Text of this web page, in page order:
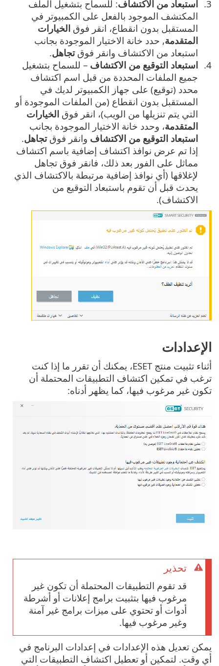
استبعاد من الاكتشاف: للسماح بتشغيل الملف
المكتشف الموجود بالفعل على الكمبيوتر في
المستقبل بدون انقطاع، انقر فوق الخيارات
المتقدمة, حدد خانة الاختيار الموجودة بجانب
استبعاد من الاكتشاف وانقر فوقتجاهل.
استبعاد التوقيع من الاكتشاف – للسماح بتشغيل
جميع الملفات المحددة من قبل اسم اكتشاف
محدد (توقيع) على جهاز الكمبيوتر لديك في
المستقبل بدون انقطاع (من الملفات الموجودة أو
التي يتم تنزيلها من الويب)، انقر فوق الخيارات
المتقدمة، وحدد خانة الاختيار الموجودة بجانب
استبعاد التوقيع من الاكتشاف وانقر فوقتجاهل.
إذا تم عرض نوافذ اكتشاف إضافية باسم اكتشاف
مماثل على الفور بعد ذلك، فانقر فوق تجاهل
لإغلاقها (أي نوافذ إضافية مرتبطة بالاكتشاف الذي
يحدث قبل أن تقوم باستبعاد التوقيع من
الاكتشاف).
الإعدادات
أثناء تثبيت منتج ESET، يمكنك أن تقرر ما إذا كنت
ترغب في تمكين اكتشاف التطبيقات المحتملة أن
تكون غير مرغوب فيها، كما يظهر أدناه:
تحذير
قد تقوم التطبيقات المحتملة أن تكون غير
مرغوب فيها بتثبيت برامج إعلانات أو أشرطة
أدوات أو تحتوي على ميزات برامج غير آمنة
وغير مرغوب فيها.
يمكن تعديل هذه الإعدادات في إعدادات البرنامج في
أي وقت. لتمكين أو تعطيل اكتشاف التطبيقات التي